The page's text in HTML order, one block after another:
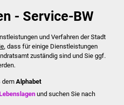
Ausschüsse
Ratsinformationssystem
Jugendbeirat
Summerrockfestival
- Service-BW
und Verfahren der Stadt
, dass für einige Dienstleistungen
zuständig sind und Sie ggf.
dem Alphabet
und suchen Sie nach